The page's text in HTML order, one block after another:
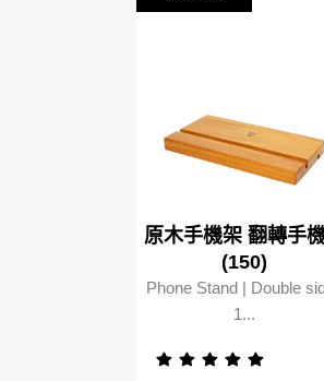
原木手機架 翻轉手
(150)
Phone Stand | Double
1...